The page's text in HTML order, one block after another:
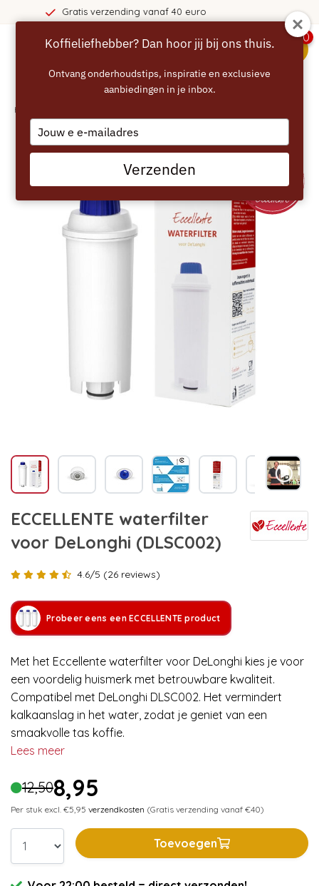
40 euro 365 dagen
0
Home
ECCELLENTE waterfilter
voor DeLonghi (DLSC002)
4.6/5 (26 reviews)
Probeer eens een ECCELLENTE product
Met het Eccellente waterfilter voor DeLonghi kies je voor
een voordelig huismerk met betrouwbare kwaliteit.
Compatibel met DeLonghi DLSC002. Het vermindert
kalkaanslag in het water, zodat je geniet van een
smaakvolle tas koffie.
Lees meer
12,508,95
Per stuk excl. €5,95 verzendkosten (Gratis verzending vanaf €40)
Toevoegen
Koffieliefhebber? Dan hoor jij bij ons thuis.
Ontvang onderhoudstips, inspiratie en exclusieve
aanbiedingen in je inbox.
Type
your
email
Verzenden